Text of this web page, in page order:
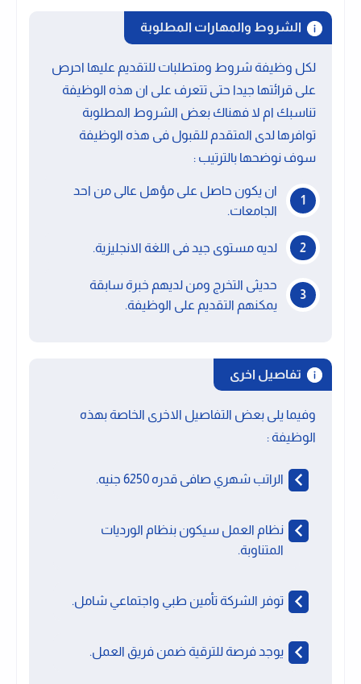
الشروط والمهارات المطلوبة
لكل وظيفة شروط ومتطلبات للتقديم عليها احرص
على قرائتها جيدا حتى تتعرف على ان هذه الوظيفة
تناسبك ام لا فهناك بعض الشروط المطلوبة
توافرها لدى المتقدم للقبول فى هذه الوظيفة
سوف نوضحها بالترتيب :
ان يكون حاصل على مؤهل عالى من احد
الجامعات.
لديه مستوى جيد فى اللغة الانجليزية.
حديثى التخرج ومن لديهم خبرة سابقة
يمكنهم التقديم على الوظيفة.
تفاصيل اخرى
وفيما يلى بعض التفاصيل الاخرى الخاصة بهذه
الوظيفة :
الراتب شهري صافى قدره 6250 جنيه.
نظام العمل سيكون بنظام الورديات
المتناوبة.
توفر الشركة تأمين طبي واجتماعي شامل.
يوجد فرصة للترقية ضمن فريق العمل.